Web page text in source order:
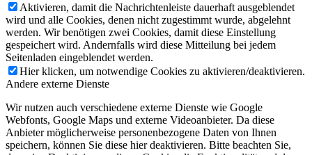
Aktivieren, damit die Nachrichtenleiste dauerhaft ausgeblendet
wird und alle Cookies, denen nicht zugestimmt wurde, abgelehnt
werden. Wir benötigen zwei Cookies, damit diese Einstellung
gespeichert wird. Andernfalls wird diese Mitteilung bei jedem
Seitenladen eingeblendet werden.
Hier klicken, um notwendige Cookies zu aktivieren/deaktivieren.
Andere externe Dienste
Wir nutzen auch verschiedene externe Dienste wie Google
Webfonts, Google Maps und externe Videoanbieter. Da diese
Anbieter möglicherweise personenbezogene Daten von Ihnen
speichern, können Sie diese hier deaktivieren. Bitte beachten Sie,